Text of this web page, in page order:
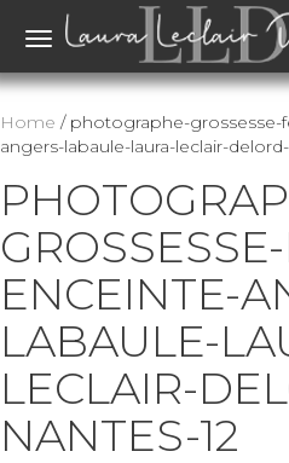
Toggle
Home / photographe-
angers-labaule-laura-leclair-
ENCEINTE-
LABAULE-
LECLAIR-
NANTES-12